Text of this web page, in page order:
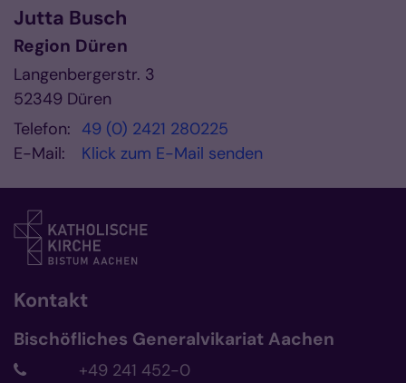
Jutta Busch
Region Düren
Langenbergerstr. 3
52349 Düren
Telefon: 49 (0) 2421 280225
E-Mail:
Klick zum E-Mail senden
Kontakt
Bischöfliches Generalvikariat Aachen
+49 241 452-0